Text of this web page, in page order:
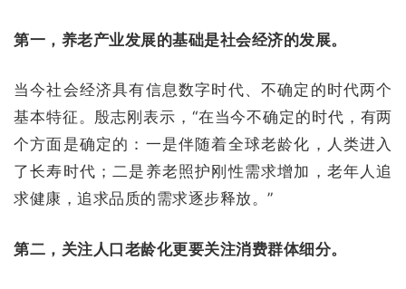
第一，养老产业发展的基础是社会经济的发展。
当今社会经济具有信息数字时代、不确定的时代两个
基本特征。殷志刚表示，“在当今不确定的时代，有两
个方面是确定的：一是伴随着全球老龄化，人类进入
了长寿时代；二是养老照护刚性需求增加，老年人追
求健康，追求品质的需求逐步释放。”
第二，关注人口老龄化更要关注消费群体细分。